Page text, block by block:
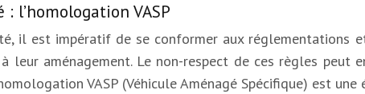
l’homologation VASP
il est impératif de se conformer aux réglementations
leur aménagement. Le non-respect de ces règles
VASP (Véhicule Aménagé Spécifique) est